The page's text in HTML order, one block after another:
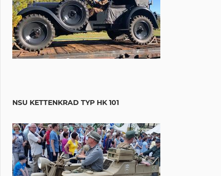
NSU KETTENKRAD TYP HK 101